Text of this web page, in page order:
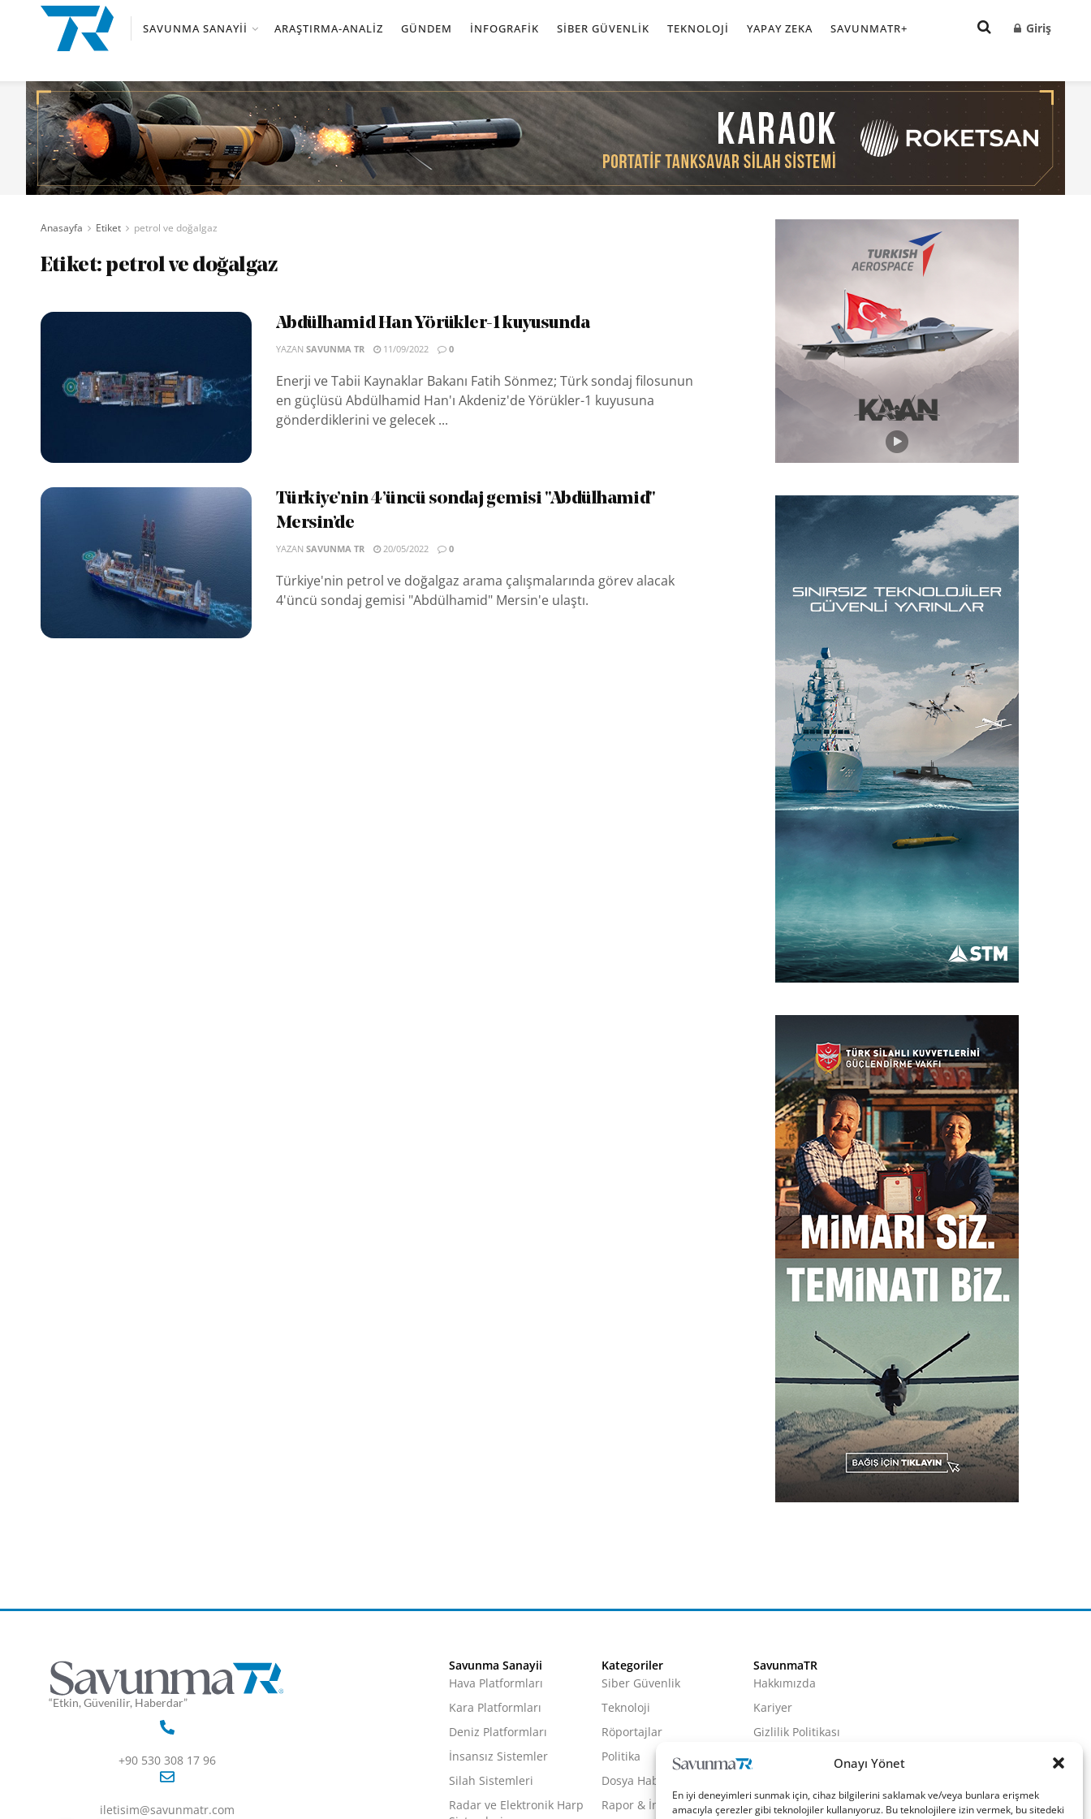
Onayı Yönet
En iyi deneyimleri sunmak için, cihaz bilgilerini saklamak ve/veya bunlara erişmek
amacıyla çerezler gibi teknolojiler kullanıyoruz. Bu teknolojilere izin vermek, bu sitedeki
SAVUNMA SANAYII ARAŞTIRMA-ANALIZ GÜNDEM İNFOGRAFIK SIBER GÜVENLIK TEKNOLOJI YAPAY ZEKA SAVUNMATR+ Giriş
Anasayfa Etiket petrol ve doğalgaz
Etiket:petrol ve doğalgaz
Abdülhamid Han Yörükler-1 kuyusunda
YAZAN SAVUNMA TR 11/09/2022 0
Enerji ve Tabii Kaynaklar Bakanı Fatih Sönmez; Türk sondaj filosunun
en güçlüsü Abdülhamid Han'ı Akdeniz'de Yörükler-1 kuyusuna
gönderdiklerini ve gelecek ...
Türkiye’nin 4’üncü sondaj gemisi "Abdülhamid"
Mersin’de
YAZAN SAVUNMA TR 20/05/2022 0
Türkiye'nin petrol ve doğalgaz arama çalışmalarında görev alacak
4'üncü sondaj gemisi "Abdülhamid" Mersin'e ulaştı.
“Etkin, Güvenilir, Haberdar”
+90 530 308 17 96
iletisim@savunmatr.com
Savunma Sanayii
Hava Platformları
Kara Platformları
Deniz Platformları
İnsansız Sistemler
Silah Sistemleri
Radar ve Elektronik Harp
Kategoriler
Siber Güvenlik
Teknoloji
Röportajlar
Politika
Dosya Haber
Rapor & İnfografik
SavunmaTR
Hakkımızda
Kariyer
Gizlilik Politikası